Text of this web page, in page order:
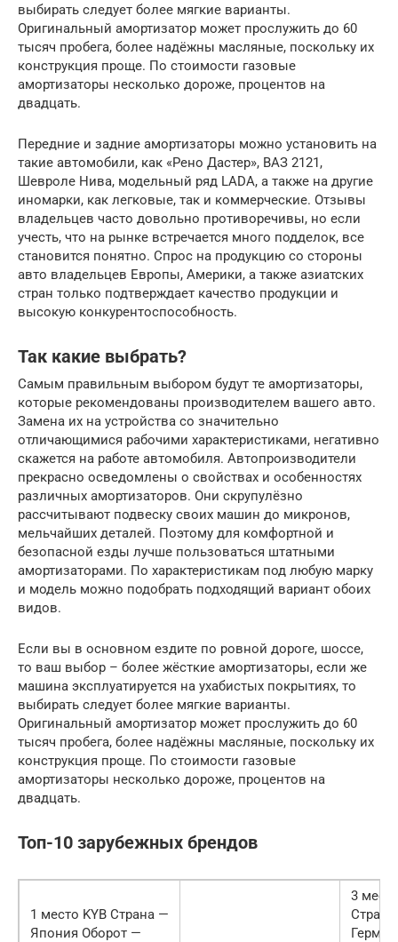
выбирать следует более мягкие варианты.
Оригинальный амортизатор может прослужить до 60
тысяч пробега, более надёжны масляные, поскольку их
конструкция проще. По стоимости газовые
амортизаторы несколько дороже, процентов на
двадцать.
Передние и задние амортизаторы можно установить на
такие автомобили, как «Рено Дастер», ВАЗ 2121,
Шевроле Нива, модельный ряд LADA, а также на другие
иномарки, как легковые, так и коммерческие. Отзывы
владельцев часто довольно противоречивы, но если
учесть, что на рынке встречается много подделок, все
становится понятно. Спрос на продукцию со стороны
авто владельцев Европы, Америки, а также азиатских
стран только подтверждает качество продукции и
высокую конкурентоспособность.
Так какие выбрать?
Самым правильным выбором будут те амортизаторы,
которые рекомендованы производителем вашего авто.
Замена их на устройства со значительно
отличающимися рабочими характеристиками, негативно
скажется на работе автомобиля. Автопроизводители
прекрасно осведомлены о свойствах и особенностях
различных амортизаторов. Они скрупулёзно
рассчитывают подвеску своих машин до микронов,
мельчайших деталей. Поэтому для комфортной и
безопасной езды лучше пользоваться штатными
амортизаторами. По характеристикам под любую марку
и модель можно подобрать подходящий вариант обоих
видов.
Если вы в основном ездите по ровной дороге, шоссе,
то ваш выбор – более жёсткие амортизаторы, если же
машина эксплуатируется на ухабистых покрытиях, то
выбирать следует более мягкие варианты.
Оригинальный амортизатор может прослужить до 60
тысяч пробега, более надёжны масляные, поскольку их
конструкция проще. По стоимости газовые
амортизаторы несколько дороже, процентов на
двадцать.
Топ-10 зарубежных брендов
1 место KYB Страна —
Япония Оборот —
3